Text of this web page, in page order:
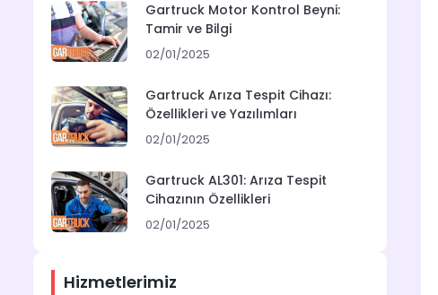
Gartruck Motor Kontrol Beyni:
Tamir ve Bilgi
02/01/2025
Gartruck Arıza Tespit Cihazı:
Özellikleri ve Yazılımları
02/01/2025
Gartruck AL301: Arıza Tespit
Cihazının Özellikleri
02/01/2025
Hizmetlerimiz